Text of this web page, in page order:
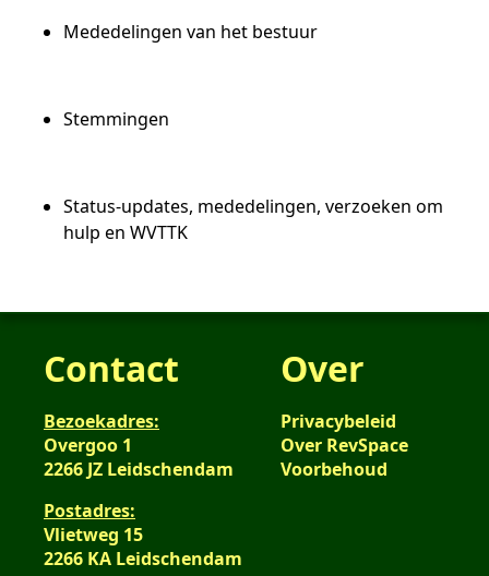
Mededelingen van het bestuur
Stemmingen
Status-updates, mededelingen, verzoeken om
hulp en WVTTK
Contact
Bezoekadres:
Overgoo 1
2266 JZ Leidschendam
Postadres:
Vlietweg 15
2266 KA Leidschendam
Over
Privacybeleid
Over RevSpace
Voorbehoud